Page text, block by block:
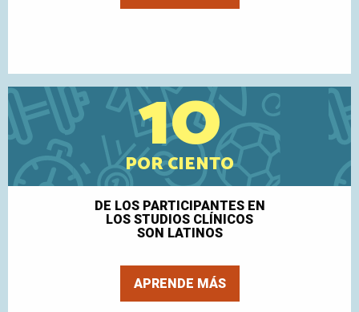
10
POR CIENTO
DE LOS PARTICIPANTES EN
LOS STUDIOS CLÍNICOS
SON LATINOS
APRENDE MÁS